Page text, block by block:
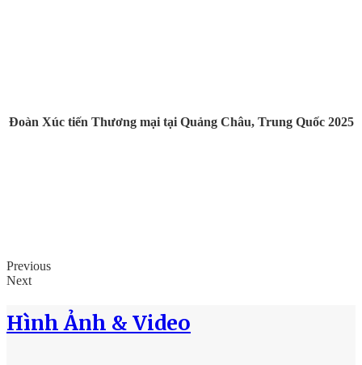
Đoàn Xúc tiến Thương mại tại Quảng Châu, Trung Quốc 2025
Previous
Next
Hình Ảnh & Video